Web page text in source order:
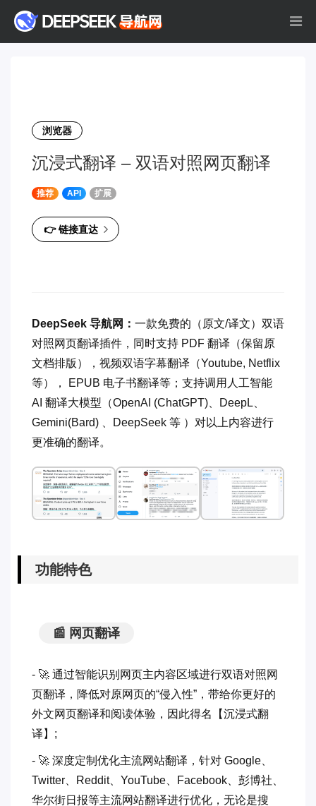
浏览器
沉浸式翻译 – 双语对照网页翻译
推荐 API 扩展
👉 链接直达
DeepSeek 导航网： 一款免费的（原文/译文）双语
对照网页翻译插件，同时支持 PDF 翻译（保留原
文档排版），视频双语字幕翻译（Youtube, Netflix
等）， EPUB 电子书翻译等；支持调用人工智能
AI 翻译大模型（OpenAI (ChatGPT)、DeepL、
Gemini(Bard) 、DeepSeek 等 ）对以上内容进行
更准确的翻译。
功能特色
📰 网页翻译
- 🚀 通过智能识别网页主内容区域进行双语对照网
页翻译，降低对原网页的“侵入性”，带给你更好的
外文网页翻译和阅读体验，因此得名【沉浸式翻
译】;
- 🚀 深度定制优化主流网站翻译，针对 Google、
Twitter、Reddit、YouTube、Facebook、彭博社、
华尔街日报等主流网站翻译进行优化，无论是搜